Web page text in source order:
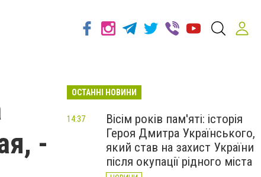
-
ОСТАННІ НОВИНИ
Вісім років пам'яті: історія
Героя Дмитра Українського,
який став на захист України
після окупації рідного міста
14:37